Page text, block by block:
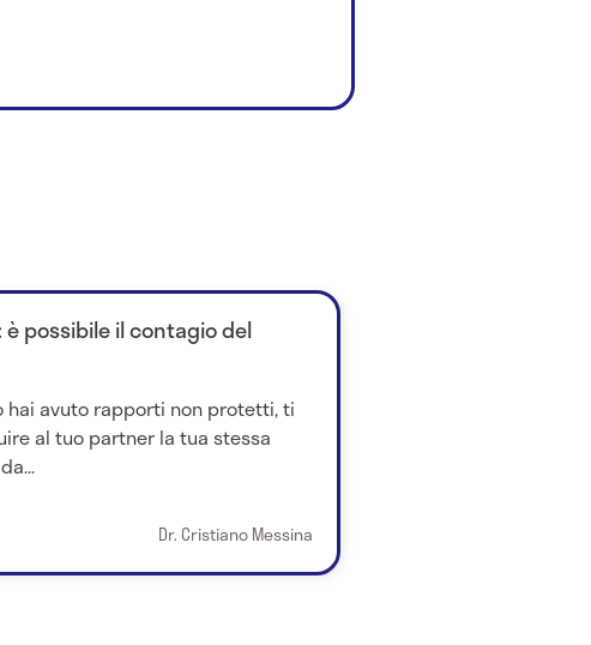
possibile il contagio del
hai avuto rapporti non protetti, ti
al tuo partner la tua stessa
Dr. Cristiano Messina